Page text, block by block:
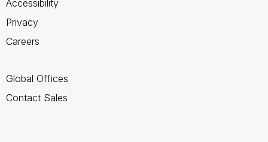
Accessibility
Privacy
Careers
Global Offices
Contact Sales